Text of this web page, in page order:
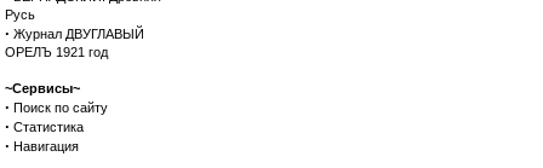
Русь
· Журнал ДВУГЛАВЫЙ
ОРЕЛЪ 1921 год
~Сервисы~
· Поиск по сайту
· Статистика
· Навигация